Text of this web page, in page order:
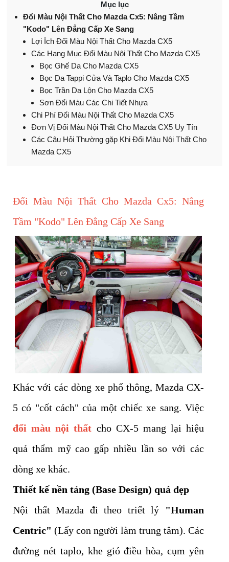
Mục lục
Đổi Màu Nội Thất Cho Mazda Cx5: Nâng Tầm
"Kodo" Lên Đẳng Cấp Xe Sang
Lợi Ích Đổi Màu Nội Thất Cho Mazda CX5
Các Hạng Mục Đổi Màu Nội Thất Cho Mazda CX5
Bọc Ghế Da Cho Mazda CX5
Bọc Da Tappi Cửa Và Taplo Cho Mazda CX5
Bọc Trần Da Lộn Cho Mazda CX5
Sơn Đổi Màu Các Chi Tiết Nhựa
Chi Phí Đổi Màu Nội Thất Cho Mazda CX5
Đơn Vị Đổi Màu Nội Thất Cho Mazda CX5 Uy Tín
Các Câu Hỏi Thường gặp Khi Đổi Màu Nội Thất Cho
Mazda CX5
Đổi Màu Nội Thất Cho Mazda Cx5: Nâng
Tầm "Kodo" Lên Đẳng Cấp Xe Sang
Khác với các dòng xe phổ thông, Mazda CX-
5 có "cốt cách" của một chiếc xe sang. Việc
đổi màu nội thất cho CX-5 mang lại hiệu
quả thẩm mỹ cao gấp nhiều lần so với các
dòng xe khác.
Thiết kế nền tảng (Base Design) quá đẹp
Nội thất Mazda đi theo triết lý "Human
Centric" (Lấy con người làm trung tâm). Các
đường nét taplo, khe gió điều hòa, cụm yên